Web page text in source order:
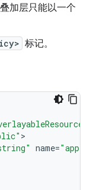
加层只能以一个
标记。
name=